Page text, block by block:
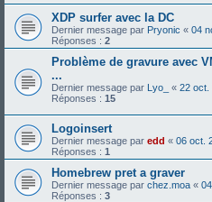
XDP surfer avec la DC
Dernier message par Pryonic « 04
Réponses : 2
Problème de gravure avec
...
Dernier message par Lyo_ « 22 oct.
Réponses : 15
Logoinsert
Dernier message par edd « 06 oct.
Réponses : 1
Homebrew pret a graver
Dernier message par chez.moa «
Réponses : 3